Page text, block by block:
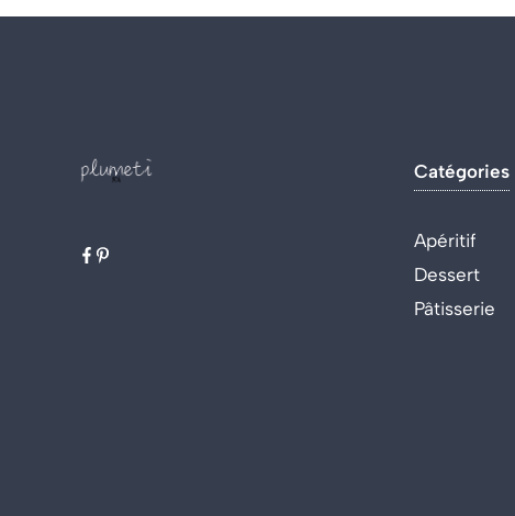
Catégories
Apéritif
Dessert
Pâtisserie